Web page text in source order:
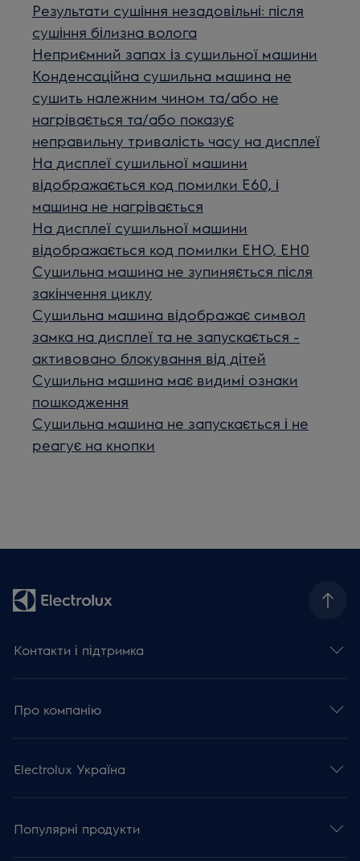
Результати сушіння незадовільні: після
сушіння білизна волога
Неприємний запах із сушильної машини
Конденсаційна сушильна машина не
сушить належним чином та/або не
нагрівається та/або показує
неправильну тривалість часу на дисплеї
На дисплеї сушильної машини
відображається код помилки E60, і
машина не нагрівається
На дисплеї сушильної машини
відображається код помилки EHO, EH0
Сушильна машина не зупиняється після
закінчення циклу
Сушильна машина відображає символ
замка на дисплеї та не запускається -
активовано блокування від дітей
Сушильна машина має видимі ознаки
пошкодження
Сушильна машина не запускається і не
реагує на кнопки
Контакти і підтримка
Про компанію
Electrolux Україна
Популярні продукти